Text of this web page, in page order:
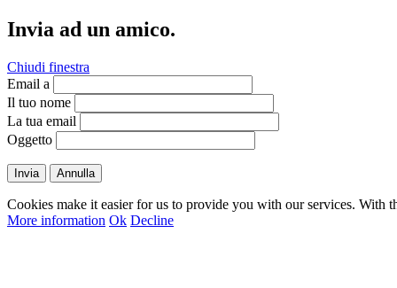
Invia ad un amico.
Chiudi finestra
Email a
Il tuo nome
La tua email
Oggetto
Invia Annulla
Cookies make it easier for us to provide you with our services. With
More information Ok Decline